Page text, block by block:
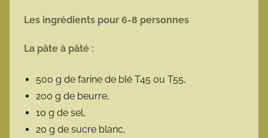
Les ingrédients pour 6-8 personnes
La pâte à pâté :
500 g de farine de blé T45 ou T55,
200 g de beurre,
10 g de sel,
20 g de sucre blanc,